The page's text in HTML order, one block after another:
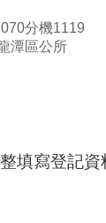
分機1119
潭區公所
填寫登記資